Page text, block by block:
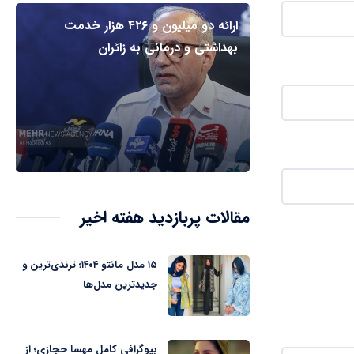
ارائه دو میلیون و ۴۲۶ هزار خدمت
بهداشتی و درمانی به زائران
مقالات پربازدید هفته اخیر
۱۵ مدل مانتو ۱۴۰۴؛ ترندی‌ترین و
جدیدترین مدل‌ها
بیوگرافی کامل مهسا حجازی؛ از